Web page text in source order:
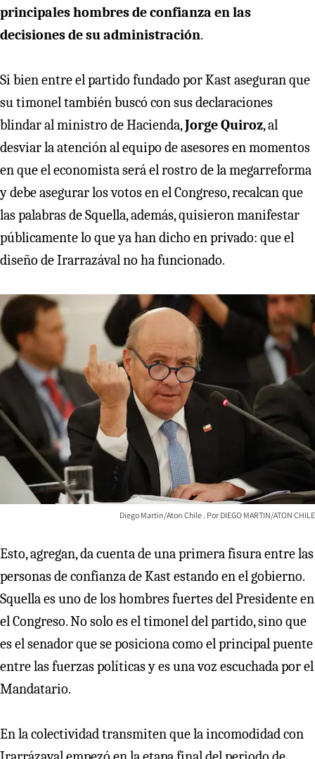
principales hombres de confianza en las
decisiones de su administración.
Si bien entre el partido fundado por Kast aseguran que
su timonel también buscó con sus declaraciones
blindar al ministro de Hacienda,Jorge Quiroz, al
desviar la atención al equipo de asesores en momentos
en que el economista será el rostro de la megarreforma
y debe asegurar los votos en el Congreso, recalcan que
las palabras de Squella, además, quisieron manifestar
públicamente lo que ya han dicho en privado: que el
diseño de Irarrazával no ha funcionado.
Diego Martin/Aton Chile DIEGO MARTIN/ATON CHILE
Esto, agregan, da cuenta de una primera fisura entre las
personas de confianza de Kast estando en el gobierno.
Squella es uno de los hombres fuertes del Presidente en
el Congreso. No solo es el timonel del partido, sino que
es el senador que se posiciona como el principal puente
entre las fuerzas políticas y es una voz escuchada por el
Mandatario.
En la colectividad transmiten que la incomodidad con